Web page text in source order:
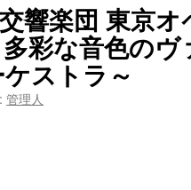
響楽団 東京
彩な音色のヴ
ストラ～
管理人